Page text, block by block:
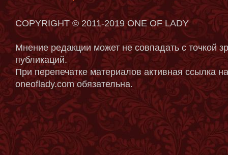
COPYRIGHT © 2011-2019 ONE OF LADY
Мнение редакции может не совпадать с точкой
публикаций.
При перепечатке материалов активная ссылка
oneoflady.com обязательна.